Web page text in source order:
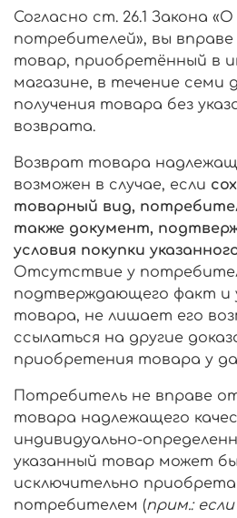
Согласно ст. 26.1 Закона
потребителей», вы
товар, приобретённый в
магазине, в течение семи
получения товара без
возврата.
Возврат товара
возможен в случае, если
товарный вид,
также документ,
условия покупки
Отсутствие у
подтверждающего факт и
товара, не лишает его
ссылаться на другие
приобретения товара у
Потребитель не вправе
товара надлежащего
индивидуально-
указанный товар может
исключительно
потребителем (прим.: